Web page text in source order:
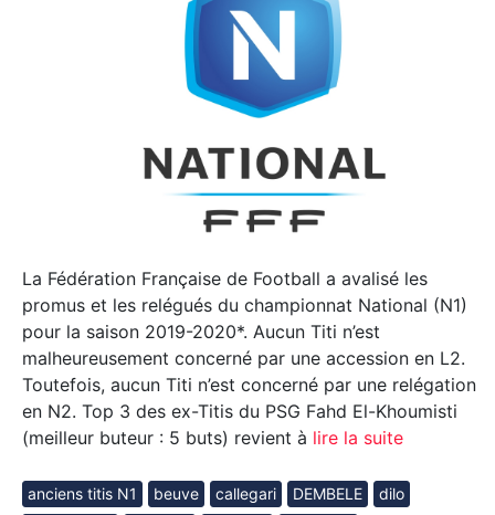
La Fédération Française de Football a avalisé les
promus et les relégués du championnat National (N1)
pour la saison 2019-2020*. Aucun Titi n’est
malheureusement concerné par une accession en L2.
Toutefois, aucun Titi n’est concerné par une relégation
en N2. Top 3 des ex-Titis du PSG Fahd El-Khoumisti
(meilleur buteur : 5 buts) revient à lire la suite
anciens titis N1 beuve callegari DEMBELE
dilo